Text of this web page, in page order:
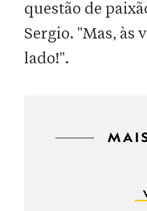
questão de
Sergio. "Mas, às
lado!".